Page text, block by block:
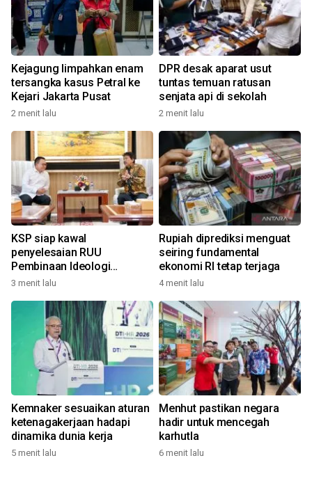
Kejagung limpahkan enam
tersangka kasus Petral ke
Kejari Jakarta Pusat
2 menit lalu
DPR desak aparat usut
tuntas temuan ratusan
senjata api di sekolah
2 menit lalu
KSP siap kawal
penyelesaian RUU
Pembinaan Ideologi
Pancasila
3 menit lalu
Rupiah diprediksi menguat
seiring fundamental
ekonomi RI tetap terjaga
4 menit lalu
Kemnaker sesuaikan aturan
ketenagakerjaan hadapi
dinamika dunia kerja
5 menit lalu
Menhut pastikan negara
hadir untuk mencegah
karhutla
6 menit lalu